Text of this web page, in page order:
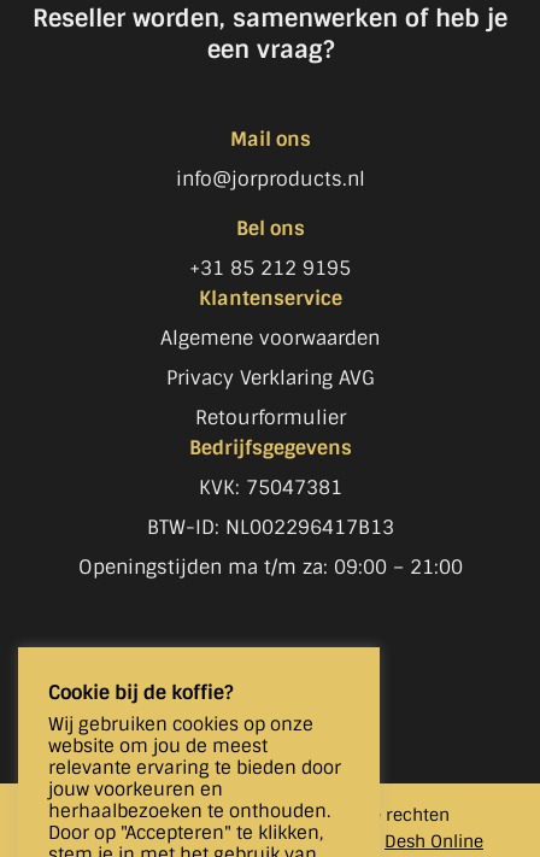
Reseller worden, samenwerken of heb je
een vraag?
Mail ons
info@jorproducts.nl
Bel ons
+31 85 212 9195
Klantenservice
Algemene voorwaarden
Privacy Verklaring AVG
Retourformulier
Bedrijfsgegevens
KVK: 75047381
BTW-ID: NL002296417B13
Openingstijden ma t/m za: 09:00 – 21:00
Copyright © 2024 Jor Products. Alle rechten
voorbehouden. Webshop realisatie door Desh Online
Cookie bij de koffie?
Wij gebruiken cookies op onze
website om jou de meest
relevante ervaring te bieden door
jouw voorkeuren en
herhaalbezoeken te onthouden.
Door op "Accepteren" te klikken,